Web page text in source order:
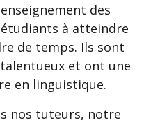
des
à atteindre
de temps. Ils sont
et ont une
en linguistique.
nos tuteurs, notre